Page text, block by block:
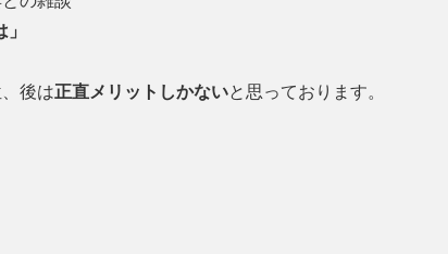
後は正直メリットしかないと思っております。